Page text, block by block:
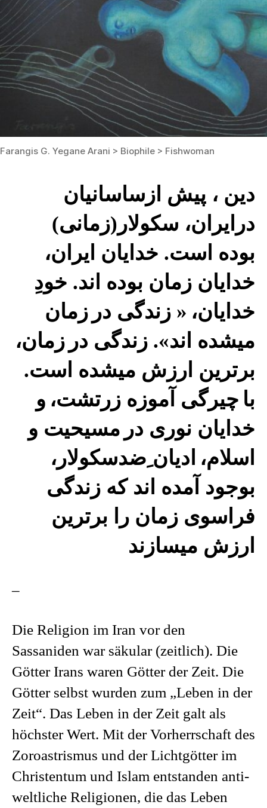
Farangis G. Yegane Arani > Biophile > Fishwoman
دین ، پیش ازساسانیان
درایران، سکولار(زمانی)
بوده است. خدایان ایران،
خدایان زمان بوده اند. خودِ
خدایان، « زندگی در زمان
میشده اند». زندگی در زمان،
برترین ارزش میشده است.
با چیرگی آموزه زرتشت، و
خدایان نوری در مسیحیت و
اسلام، ادیان ِضدسکولار،
بوجود آمده اند که زندگی
فراسوی زمان را برترین
ارزش میسازند
–
Die Religion im Iran vor den
Sassaniden war säkular (zeitlich). Die
Götter Irans waren Götter der Zeit. Die
Götter selbst wurden zum „Leben in der
Zeit“. Das Leben in der Zeit galt als
höchster Wert. Mit der Vorherrschaft des
Zoroastrismus und der Lichtgötter im
Christentum und Islam entstanden anti-
weltliche Religionen, die das Leben